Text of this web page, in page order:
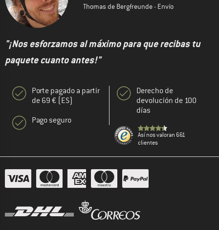
Thomas de Bergfreunde - Envío
"¡Nos esforzamos al máximo para que recibas tu
paquete cuanto antes!"
Porte pagado a partir
de 69 € (ES)
Pago seguro
Derecho de
devolución de 100
días
Así nos valoran 661
clientes